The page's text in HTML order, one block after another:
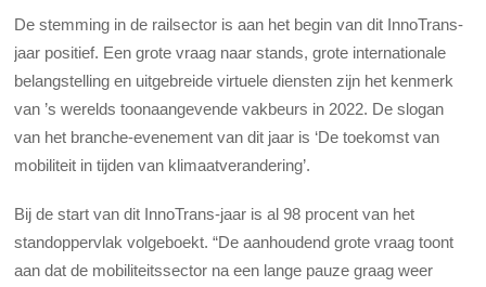
De stemming in de railsector is aan het begin van dit InnoTrans-
jaar positief. Een grote vraag naar stands, grote internationale
belangstelling en uitgebreide virtuele diensten zijn het kenmerk
van ’s werelds toonaangevende vakbeurs in 2022. De slogan
van het branche-evenement van dit jaar is ‘De toekomst van
mobiliteit in tijden van klimaatverandering’.
Bij de start van dit InnoTrans-jaar is al 98 procent van het
standoppervlak volgeboekt. “De aanhoudend grote vraag toont
aan dat de mobiliteitssector na een lange pauze graag weer